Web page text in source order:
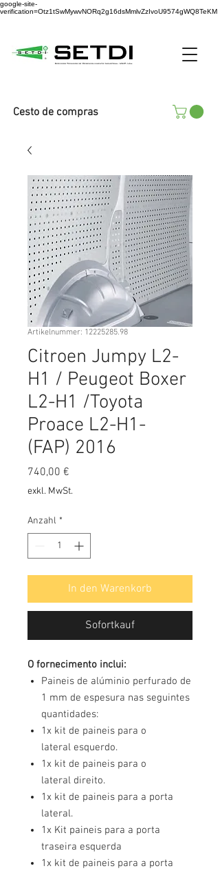
google-site-
verification=Otz1tSwMywvNORq2g16dsMmlvZzIvoU9574gWQ8TeKM
Cesto de compras
Artikelnummer: 12225285.98
Citroen Jumpy L2-
H1 / Peugeot Boxer
L2-H1 /Toyota
Proace L2-H1-
(FAP) 2016
740,00 €
exkl. MwSt.
Anzahl *
In den Warenkorb
Sofortkauf
O fornecimento inclui:
Paineis de alúminio perfurado de
1 mm de espesura nas seguintes
quantidades:
1x kit de paineis para o
lateral esquerdo.
1x kit de paineis para o
lateral direito.
1x kit de paineis para a porta
lateral.
1x Kit paineis para a porta
traseira esquerda
1x kit de paineis para a porta